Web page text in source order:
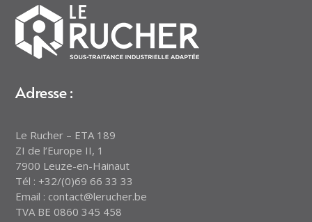
Adresse :
Le Rucher – ETA 189
ZI de l’Europe II, 1
7900 Leuze-en-Hainaut
Tél : +32/(0)69 66 33 33
Email : contact@lerucher.be
TVA BE 0860 345 458